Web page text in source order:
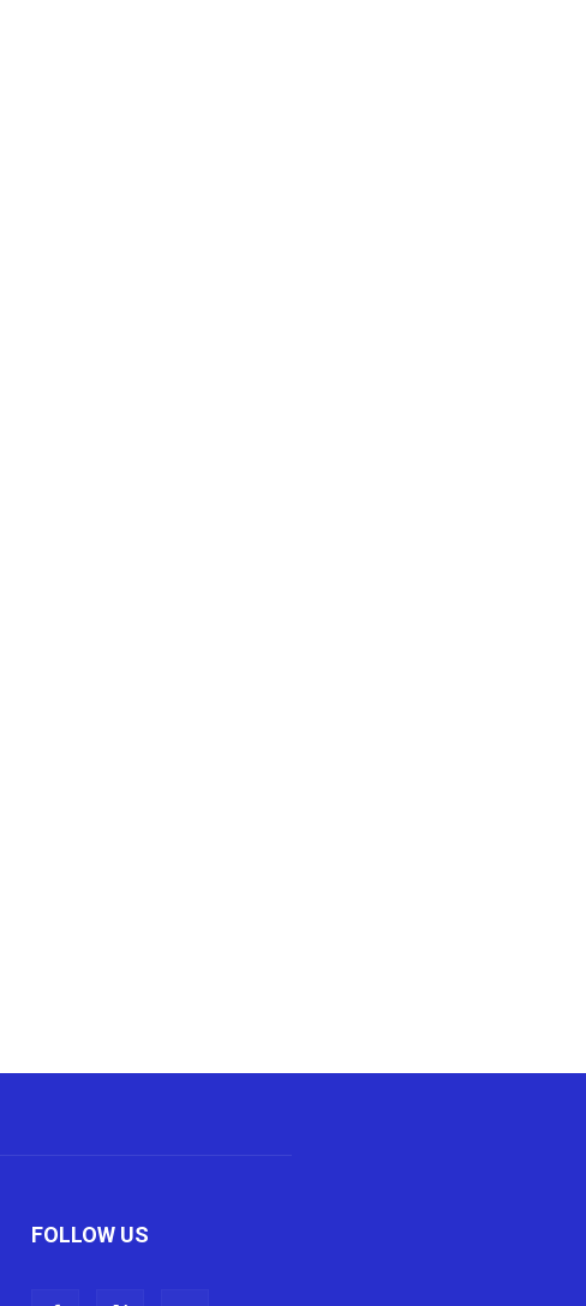
FOLLOW US